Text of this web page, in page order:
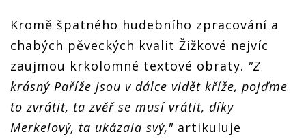
Kromě špatného hudebního zpracování a
chabých pěveckých kvalit Žižkové nejvíc
zaujmou krkolomné textové obraty. "Z
krásný Paříže jsou v dálce vidět kříže, pojďme
to zvrátit, ta zvěř se musí vrátit, díky
Merkelový, ta ukázala svý," artikuluje